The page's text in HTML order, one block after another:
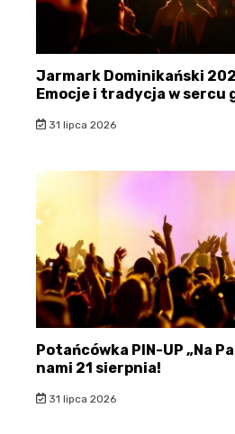
Jarmark Dominikański
Emocje i tradycja w sercu
31 lipca 2026
Potańcówka PIN-UP „Na
nami 21 sierpnia!
31 lipca 2026